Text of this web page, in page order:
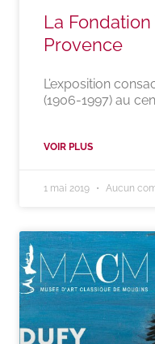
La Fondation
Provence
L’exposition
(1906-1997) au
VOIR PLUS
1 mai 2019 Aucun